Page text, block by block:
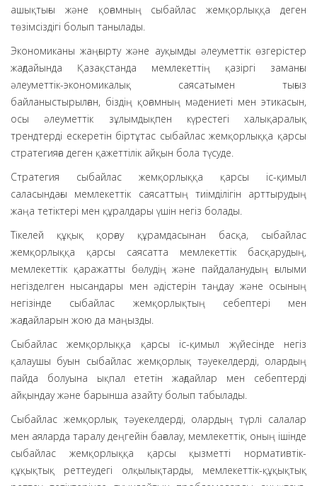
ашықтығы және қоғамның сыбайлас жемқорлыққа деген
төзімсіздігі болып танылады.
Экономиканы жаңғырту және ауқымды әлеуметтік өзгерістер
жағдайында Қазақстанда мемлекеттің қазіргі заманғы
әлеуметтік-экономикалық саясатымен тығыз
байланыстырылған, біздің қоғамның мәдениеті мен этикасын,
осы әлеуметтік зұлымдықпен күрестегі халықаралық
трендтерді ескеретін біртұтас сыбайлас жемқорлыққа қарсы
стратегияға деген қажеттілік айқын бола түсуде.
Стратегия сыбайлас жемқорлыққа қарсы іс-қимыл
саласындағы мемлекеттік саясаттың тиімділігін арттырудың
жаңа тетіктері мен құралдары үшін негіз болады.
Тікелей құқық қорғау құрамдасынан басқа, сыбайлас
жемқорлыққа қарсы саясатта мемлекеттік басқарудың,
мемлекеттік қаражатты бөлудің және пайдаланудың ғылыми
негізделген нысандары мен әдістерін таңдау және осының
негізінде сыбайлас жемқорлықтың себептері мен
жағдайларын жою да маңызды.
Сыбайлас жемқорлыққа қарсы іс-қимыл жүйесінде негіз
қалаушы буын сыбайлас жемқорлық тәуекелдерді, олардың
пайда болуына ықпал ететін жағдайлар мен себептерді
айқындау және барынша азайту болып табылады.
Сыбайлас жемқорлық тәуекелдерді, олардың түрлі салалар
мен аяларда таралу деңгейін бағалау, мемлекеттік, оның ішінде
сыбайлас жемқорлыққа қарсы қызметті нормативтік-
құқықтық реттеудегі олқылықтарды, мемлекеттік-құқықтық